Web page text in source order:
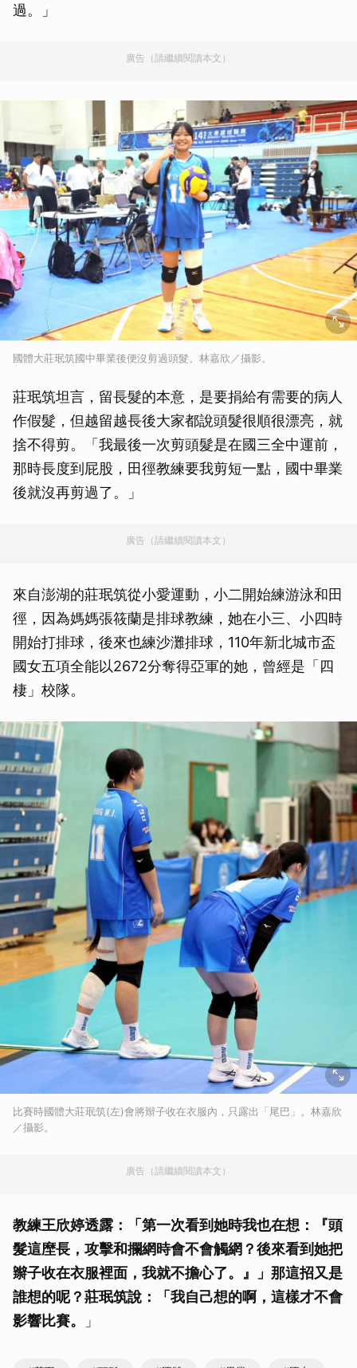
過。」
廣告（請繼續閱讀本文）
國體大莊珉筑國中畢業後便沒剪過頭髮。林嘉欣／攝影。
莊珉筑坦言，留長髮的本意，是要捐給有需要的病人
作假髮，但越留越長後大家都說頭髮很順很漂亮，就
捨不得剪。「我最後一次剪頭髮是在國三全中運前，
那時長度到屁股，田徑教練要我剪短一點，國中畢業
後就沒再剪過了。」
廣告（請繼續閱讀本文）
來自澎湖的莊珉筑從小愛運動，小二開始練游泳和田
徑，因為媽媽張筱蘭是排球教練，她在小三、小四時
開始打排球，後來也練沙灘排球，110年新北城市盃
國女五項全能以2672分奪得亞軍的她，曾經是「四
棲」校隊。
比賽時國體大莊珉筑(左)會將辮子收在衣服內，只露出「尾巴」。林嘉欣
／攝影。
廣告（請繼續閱讀本文）
教練王欣婷透露：「第一次看到她時我也在想：『頭
髮這塺長，攻擊和攔網時會不會觸網？後來看到她把
辮子收在衣服裡面，我就不擔心了。』」那這招又是
誰想的呢？莊珉筑說：「我自己想的啊，這樣才不會
影響比賽。
」